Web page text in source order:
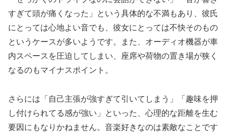
すぎて頭が痛くなった」という具体的な不満もあり、彼氏
にとっては心地よい音でも、彼女にとっては不快そのもの
というケースが多いようです。また、オーディオ機器が車
内スペースを圧迫してしまい、座席や荷物の置き場が狭く
なるのもマイナスポイント。
さらには「自己主張が強すぎて引いてしまう」「趣味を押
し付けられてる感が強い」といった、心理的な距離を生む
要因にもなりかねません。音楽好きなのは素敵なことです